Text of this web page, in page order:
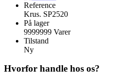
Reference
Krus. SP2520
På lager
9999999 Varer
Tilstand
Ny
Hvorfor handle hos os?